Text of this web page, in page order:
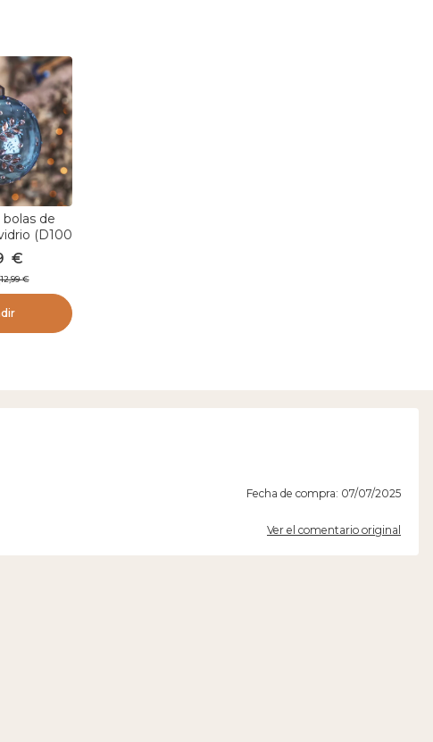
de
(D100
de hielo
€
12,99 €
Fecha de compra: 07/07/2025
Ver el comentario original